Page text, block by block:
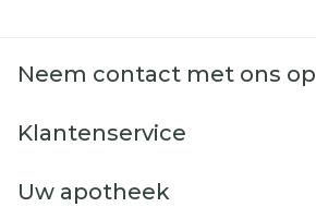
Neem contact met ons op
Klantenservice
Uw apotheek